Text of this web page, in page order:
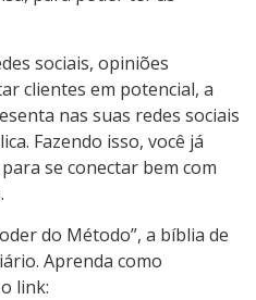
sociais, opiniões
clientes em potencial, a
nas suas redes sociais
Fazendo isso, você já
se conectar bem com
do Método”, a bíblia de
Aprenda como
link: